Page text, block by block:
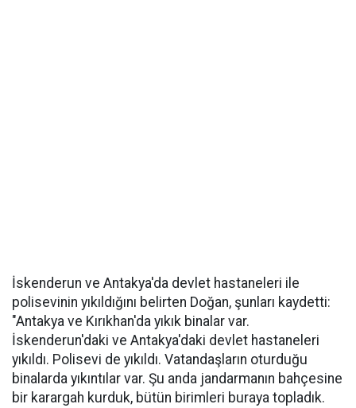
İskenderun ve Antakya'da devlet hastaneleri ile
polisevinin yıkıldığını belirten Doğan, şunları kaydetti:
"Antakya ve Kırıkhan'da yıkık binalar var.
İskenderun'daki ve Antakya'daki devlet hastaneleri
yıkıldı. Polisevi de yıkıldı. Vatandaşların oturduğu
binalarda yıkıntılar var. Şu anda jandarmanın bahçesine
bir karargah kurduk, bütün birimleri buraya topladık.